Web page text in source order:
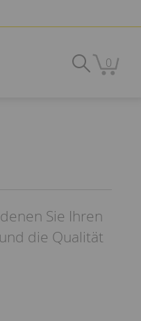
0
Sie Ihren
die Qualität